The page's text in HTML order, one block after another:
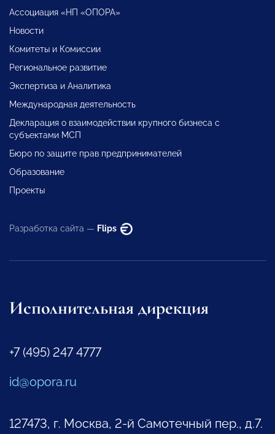
Ассоциация «НП «ОПОРА»
Новости
Комитеты и Комиссии
Региональное развитие
Экспертиза и Аналитика
Международная деятельность
Декларация о взаимодействии крупного бизнеса с
субъектами МСП
Бюро по защите прав предпринимателей
Образование
Проекты
Разработка сайта — Flips
Исполнительная дирекция
+7 (495) 247 4777
id@opora.ru
127473, г. Москва, 2-й Самотечный пер., д.7.